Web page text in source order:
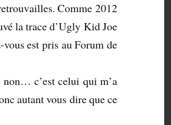
Comme 2012
la trace d’Ugly Kid Joe
est pris au Forum de
non… c’est celui qui m’a
autant vous dire que ce